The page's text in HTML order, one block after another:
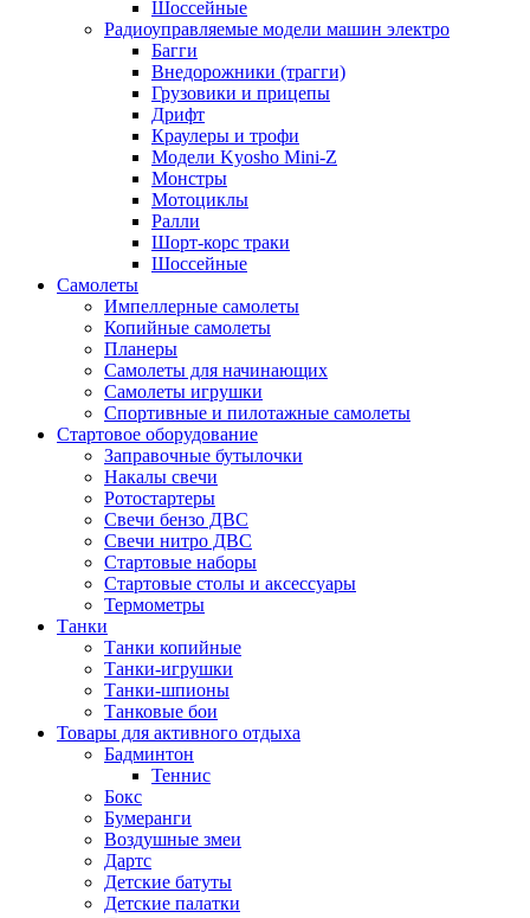
Шоссейные
Радиоуправляемые модели машин электро
Багги
Внедорожники (трагги)
Грузовики и прицепы
Дрифт
Краулеры и трофи
Модели Kyosho Mini-Z
Монстры
Мотоциклы
Ралли
Шорт-корс траки
Шоссейные
Самолеты
Импеллерные самолеты
Копийные самолеты
Планеры
Самолеты для начинающих
Самолеты игрушки
Спортивные и пилотажные самолеты
Стартовое оборудование
Заправочные бутылочки
Накалы свечи
Ротостартеры
Свечи бензо ДВС
Свечи нитро ДВС
Стартовые наборы
Стартовые столы и аксессуары
Термометры
Танки
Танки копийные
Танки-игрушки
Танки-шпионы
Танковые бои
Товары для активного отдыха
Бадминтон
Теннис
Бокс
Бумеранги
Воздушные змеи
Дартс
Детские батуты
Детские палатки